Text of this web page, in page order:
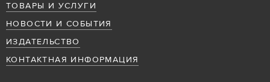
ТОВАРЫ И УСЛУГИ
НОВОСТИ И СОБЫТИЯ
ИЗДАТЕЛЬСТВО
КОНТАКТНАЯ ИНФОРМАЦИЯ